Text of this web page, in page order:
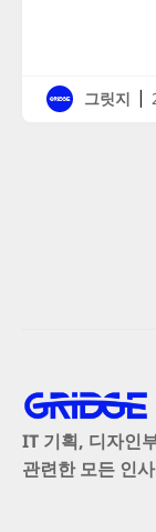
그릿지 |
IT 기획, 디자인
관련한 모든 인